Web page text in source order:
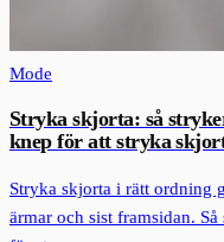
Mode
Stryka skjorta: så
knep för att stryka
Stryka skjorta i rätt ordning
ärmar och sist framsidan.